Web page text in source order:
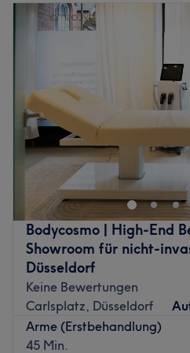
Dienstag
Mittwoch
Samstag
Sonntag
Du möchtest deinen Haaren
geben, die Haar verstehen und
frischer Kreativität neue Looks
im bangs, direkt in Düsseldorf,
Friseur-Kunst überzeugen!
bequem online über Treatwell
steht deinem neuen Style sicher
„Friseure sind Künstler. Nimmt
schwindet die Kreativität.“ -
mit Leidenschaft und Freiheit
Bodycosmo | High‑End
Showroom für
Düsseldorf
Keine Bewertungen
Carlsplatz, Düsseldorf
Arme (Erstbehandlung)
45 Min.